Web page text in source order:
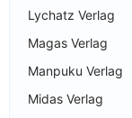
Lychatz Verlag
Magas Verlag
Manpuku Verlag
Midas Verlag